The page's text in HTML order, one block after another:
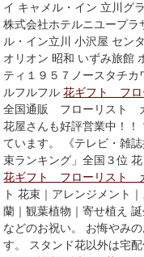
イ キャメル・イン 立川グ
株式会社ホテルニユープ
ル・イン立川 小沢屋 セン
オリオン 昭和 いずみ旅館
ティ１９５７ノースタチ
ルフルフル花ギフト フロ
全国通販 フローリスト
花屋さんも好評営業中！
ています。 《テレビ・雑
束ランキング」全国３位
花ギフト フローリスト
ト 花束｜アレンジメント
蘭｜観葉植物｜寄せ植え
などのお祝い。 お悔やみ
す。 スタンド花以外は宅